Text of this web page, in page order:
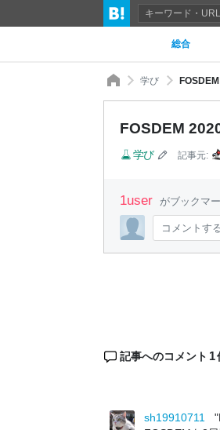
総合
学び
FOSDEM
学び 記事元:
1user がブックマ
コメントす
記事へのコメント 1
sh19910711